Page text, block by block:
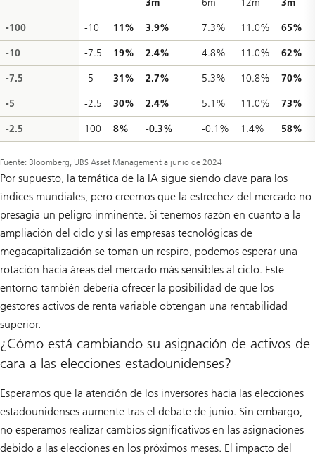
3m 6m 12m 3m
-100 -10 11% 3.9% 7.3% 11.0% 65%
-10 -7.5 19% 2.4% 4.8% 11.0% 62%
-7.5 -5 31% 2.7% 5.3% 10.8% 70%
-5 -2.5 30% 2.4% 5.1% 11.0% 73%
-2.5 100 8% -0.3% -0.1% 1.4% 58%
Fuente: Bloomberg, UBS Asset Management a junio de 2024
Por supuesto, la temática de la IA sigue siendo clave para los
índices mundiales, pero creemos que la estrechez del mercado no
presagia un peligro inminente. Si tenemos razón en cuanto a la
ampliación del ciclo y si las empresas tecnológicas de
megacapitalización se toman un respiro, podemos esperar una
rotación hacia áreas del mercado más sensibles al ciclo. Este
entorno también debería ofrecer la posibilidad de que los
gestores activos de renta variable obtengan una rentabilidad
superior.
¿Cómo está cambiando su asignación de activos de
cara a las elecciones estadounidenses?
Esperamos que la atención de los inversores hacia las elecciones
estadounidenses aumente tras el debate de junio. Sin embargo,
no esperamos realizar cambios significativos en las asignaciones
debido a las elecciones en los próximos meses. El impacto del